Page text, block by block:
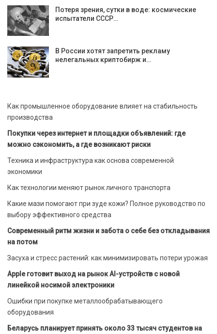
Потеря зрения, сутки в воде: космические
испытатели СССР…
В России хотят запретить рекламу
нелегальных криптобирж и…
Как промышленное оборудование влияет на стабильность
производства
Покупки через интернет и площадки объявлений: где
можно сэкономить, а где возникают риски
Техника и инфраструктура как основа современной
экономики
Как технологии меняют рынок личного транспорта
Какие мази помогают при зуде кожи? Полное руководство по
выбору эффективного средства
Современный ритм жизни и забота о себе без откладывания
на потом
Засуха и стресс растений: как минимизировать потери урожая
Apple готовит выход на рынок AI-устройств с новой
линейкой носимой электроники
Ошибки при покупке металлообрабатывающего
оборудования
Беларусь планирует принять около 33 тысяч студентов на